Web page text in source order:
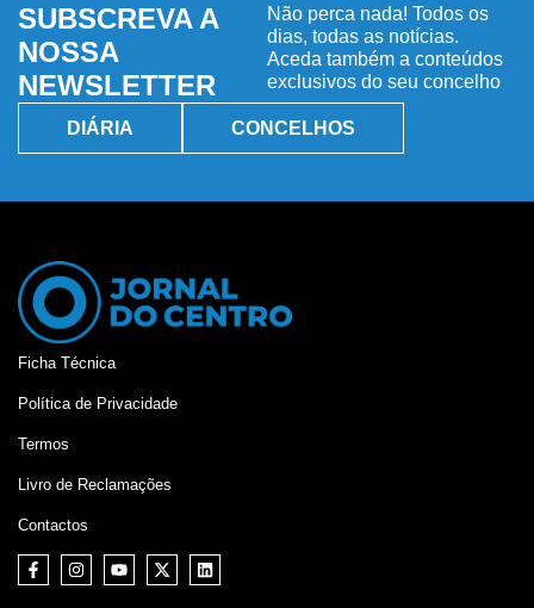
SUBSCREVA A
NOSSA
NEWSLETTER
Não perca nada! Todos os
dias, todas as notícias.
Aceda também a conteúdos
exclusivos do seu concelho
DIÁRIA CONCELHOS
Ficha Técnica
Política de Privacidade
Termos
Livro de Reclamações
Contactos